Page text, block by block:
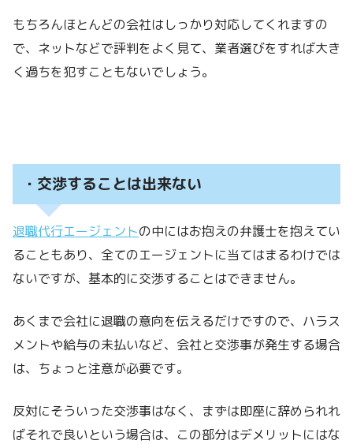
もちろんほとんどの会社はしっかり対応してくれますの
で、ネットなどで評判をよく見て、業者選びをすれば大き
く過ちを犯すこともないでしょう。
・交渉することは出来ない
退職代行エージェントの中にはお抱えの弁護士を抱えてい
ることもあり、全てのエージェントに当てはまるわけでは
ないですが、基本的に交渉することはできません。
あくまで会社に退職の意向を伝えるだけですので、ハラス
メントや給与の未払いなど、会社と交渉事が発生する場合
は、ちょっと注意が必要です。
反対にそういった交渉事はなく、まずは即座に辞められれ
ばそれで良いという場合は、この部分はデメリットにはな